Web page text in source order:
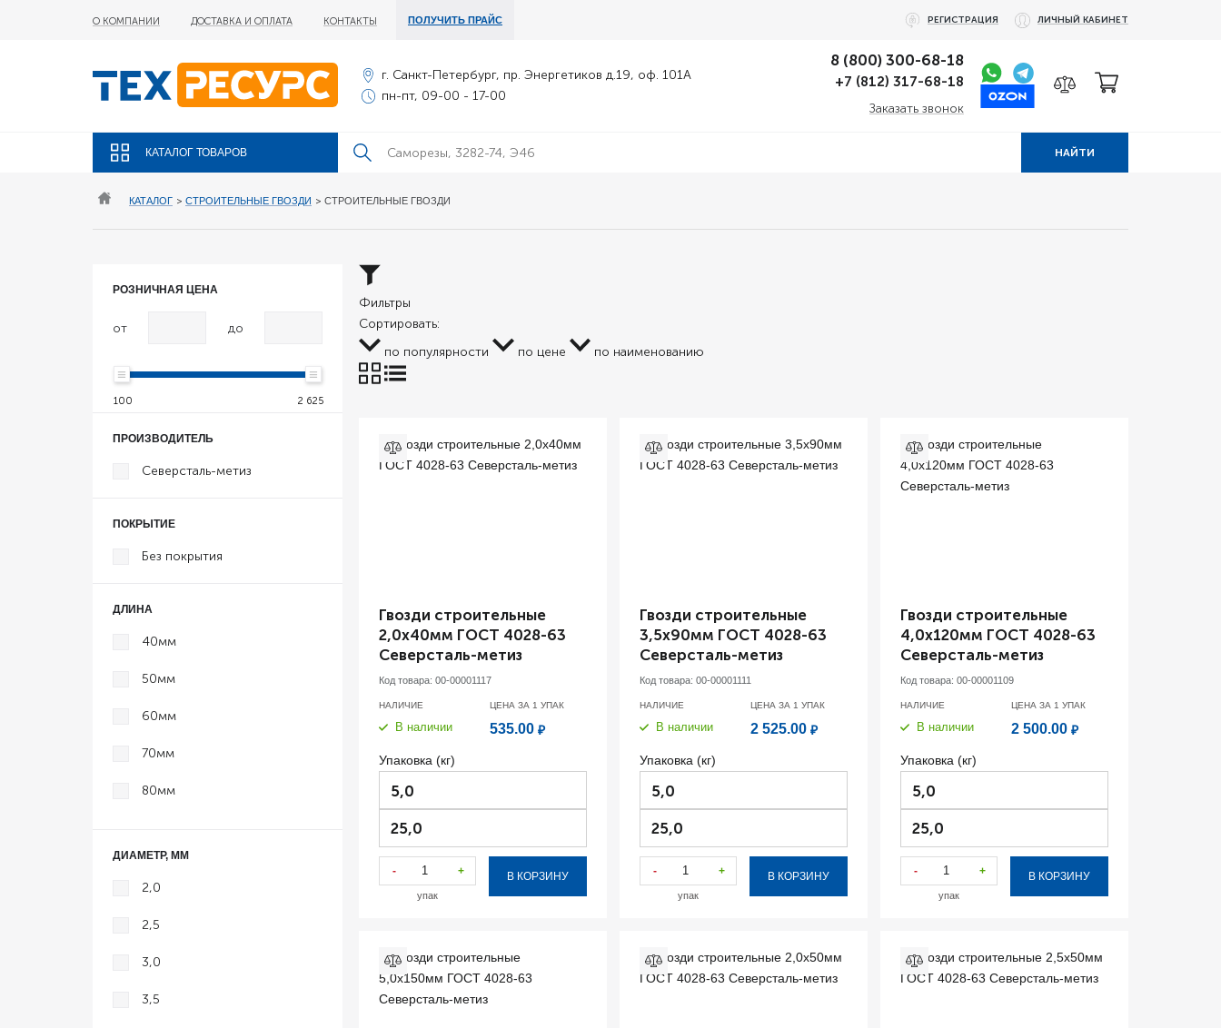
О КОМПАНИИ ДОСТАВКА И ОПЛАТА КОНТАКТЫ ПОЛУЧИТЬ ПРАЙС РЕГИСТРАЦИЯ ЛИЧНЫЙ КАБИНЕТ
г. Санкт-Петербург, пр. Энергетиков д.19, оф. 101А
пн-пт, 09-00 - 17-00
8 (800) 300-68-18
+7 (812) 317-68-18
Заказать звонок
КАТАЛОГ ТОВАРОВ НАЙТИ
КАТАЛОГ > СТРОИТЕЛЬНЫЕ ГВОЗДИ > СТРОИТЕЛЬНЫЕ ГВОЗДИ
РОЗНИЧНАЯ ЦЕНА
от до
100 2 625
ПРОИЗВОДИТЕЛЬ
Северсталь-метиз
ПОКРЫТИЕ
Без покрытия
ДЛИНА
40мм
50мм
60мм
70мм
80мм
100мм
ДИАМЕТР, ММ
2,0
2,5
3,0
3,5
Фильтры
Сортировать:
по популярности
по цене по наименованию
Гвозди строительные
2,0х40мм ГОСТ 4028-63
Северсталь-метиз
Код товара: 00-00001117
НАЛИЧИЕ
В наличии
ЦЕНА ЗА 1 УПАК
535.00 ₽
Упаковка (кг)
5,0
25,0
- +
упак
В КОРЗИНУ
Гвозди строительные
3,5х90мм ГОСТ 4028-63
Северсталь-метиз
Код товара: 00-00001111
НАЛИЧИЕ
В наличии
ЦЕНА ЗА 1 УПАК
2 525.00 ₽
Упаковка (кг)
5,0
25,0
- +
упак
В КОРЗИНУ
Гвозди строительные
4,0х120мм ГОСТ 4028-63
Северсталь-метиз
Код товара: 00-00001109
НАЛИЧИЕ
В наличии
ЦЕНА ЗА 1 УПАК
2 500.00 ₽
Упаковка (кг)
5,0
25,0
- +
упак
В КОРЗИНУ